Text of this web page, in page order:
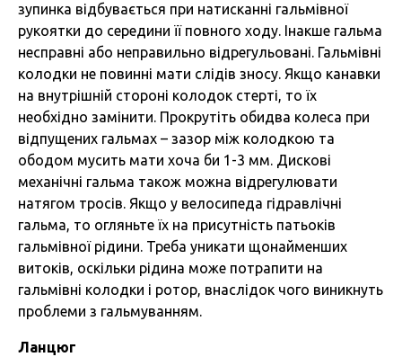
зупинка відбувається при натисканні гальмівної
рукоятки до середини її повного ходу. Інакше гальма
несправні або неправильно відрегульовані. Гальмівні
колодки не повинні мати слідів зносу. Якщо канавки
на внутрішній стороні колодок стерті, то їх
необхідно замінити. Прокрутіть обидва колеса при
відпущених гальмах – зазор між колодкою та
ободом мусить мати хоча би 1-3 мм. Дискові
механічні гальма також можна відрегулювати
натягом тросів. Якщо у велосипеда гідравлічні
гальма, то огляньте їх на присутність патьоків
гальмівної рідини. Треба уникати щонайменших
витоків, оскільки рідина може потрапити на
гальмівні колодки і ротор, внаслідок чого виникнуть
проблеми з гальмуванням.
Ланцюг